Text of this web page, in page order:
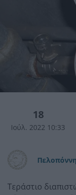
18
Ιούλ. 2022 10:33
Τεράστιο